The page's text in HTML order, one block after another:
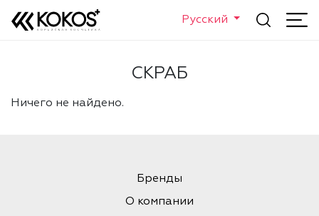
Русский
СКРАБ
Ничего не найдено.
Бренды
О компании